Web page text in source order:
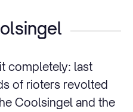
completely: last
of rioters revolted
Coolsingel and the